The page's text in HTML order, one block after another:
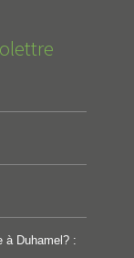
PAR
OUVERTE
à Duhamel? :